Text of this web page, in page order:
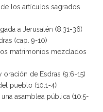
de los artículos sagrados
a Jerusalén (8:31-36)
(cap. 9-10)
matrimonios mezclados
oración de Esdras (9:6-15)
pueblo (10:1-4)
asamblea pública (10:5-